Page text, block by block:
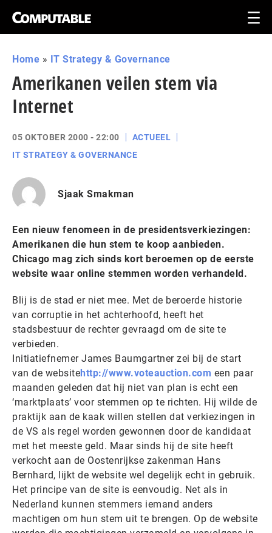
Home » IT Strategy & Governance
Amerikanen veilen stem via
Internet
05 OKTOBER 2000 - 22:00
ACTUEEL
IT STRATEGY & GOVERNANCE
Sjaak Smakman
Een nieuw fenomeen in de presidentsverkiezingen:
Amerikanen die hun stem te koop aanbieden.
Chicago mag zich sinds kort beroemen op de eerste
website waar online stemmen worden verhandeld.
Blij is de stad er niet mee. Met de beroerde historie
van corruptie in het achterhoofd, heeft het
stadsbestuur de rechter gevraagd om de site te
verbieden.
Initiatiefnemer James Baumgartner zei bij de start
van de websitehttp://www.voteauction.com een paar
maanden geleden dat hij niet van plan is echt een
‘marktplaats’ voor stemmen op te richten. Hij wilde de
praktijk aan de kaak willen stellen dat verkiezingen in
de VS als regel worden gewonnen door de kandidaat
met het meeste geld. Maar sinds hij de site heeft
verkocht aan de Oostenrijkse zakenman Hans
Bernhard, lijkt de website wel degelijk echt in gebruik.
Het principe van de site is eenvoudig. Net als in
Nederland kunnen stemmers iemand anders
machtigen om hun stem uit te brengen. Op de website